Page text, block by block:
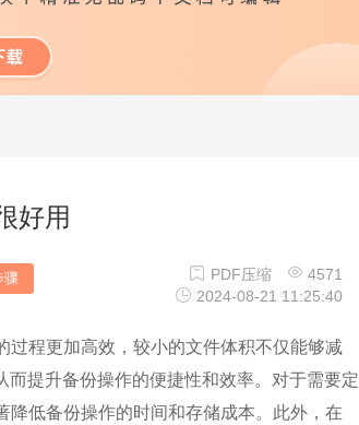
好用
骤 4571
PDF压缩
2024-08-21 11:25:40
过程更加高效，较小的文件体积不仅能够减
提升备份操作的便捷性和效率。对于需要定
低备份操作的时间和存储成本。此外，在